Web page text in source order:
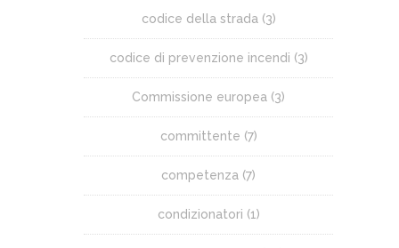
codice della strada (3)
codice di prevenzione incendi (3)
Commissione europea (3)
committente (7)
competenza (7)
condizionatori (1)